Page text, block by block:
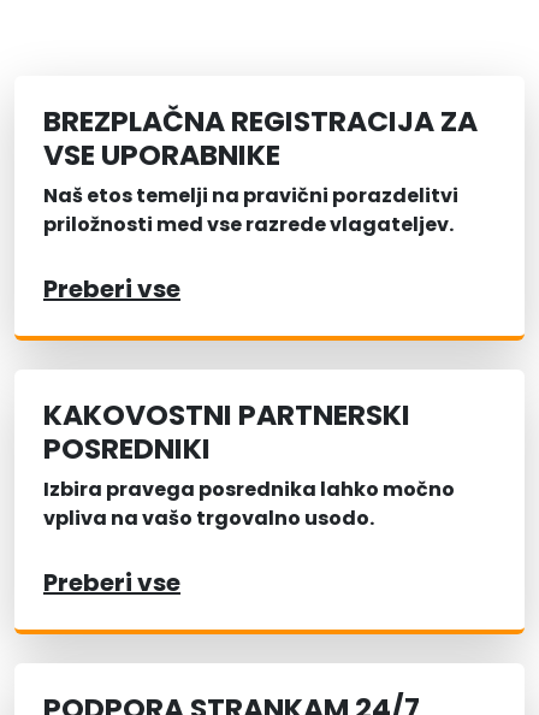
BREZPLAČNA REGISTRACIJA ZA
VSE UPORABNIKE
Naš etos temelji na pravični porazdelitvi
priložnosti med vse razrede vlagateljev.
Preberi vse
KAKOVOSTNI PARTNERSKI
POSREDNIKI
Izbira pravega posrednika lahko močno
vpliva na vašo trgovalno usodo.
Preberi vse